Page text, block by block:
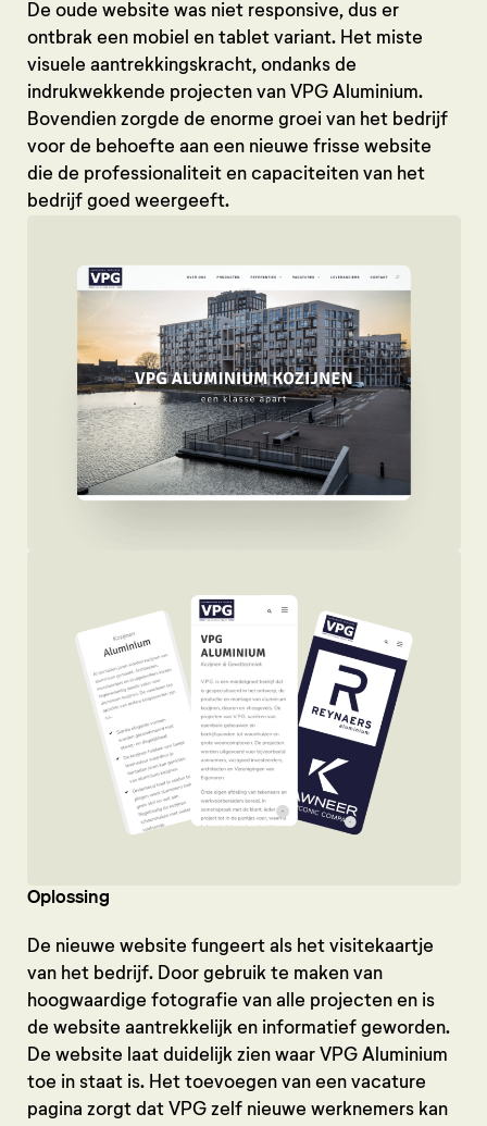
De oude website was niet responsive, dus er
ontbrak een mobiel en tablet variant. Het miste
visuele aantrekkingskracht, ondanks de
indrukwekkende projecten van VPG Aluminium.
Bovendien zorgde de enorme groei van het bedrijf
voor de behoefte aan een nieuwe frisse website
die de professionaliteit en capaciteiten van het
bedrijf goed weergeeft.
Oplossing
De nieuwe website fungeert als het visitekaartje
van het bedrijf. Door gebruik te maken van
hoogwaardige fotografie van alle projecten en is
de website aantrekkelijk en informatief geworden.
De website laat duidelijk zien waar VPG Aluminium
toe in staat is. Het toevoegen van een vacature
pagina zorgt dat VPG zelf nieuwe werknemers kan